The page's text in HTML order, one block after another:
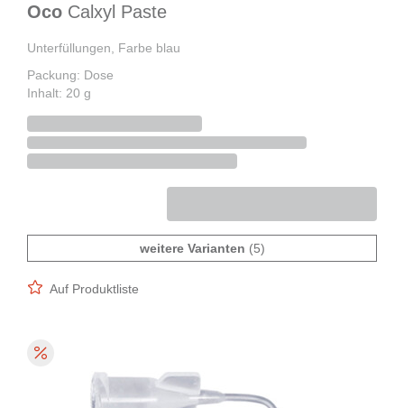
Oco Calxyl Paste
Unterfüllungen, Farbe blau
Packung: Dose
Inhalt: 20 g
weitere Varianten (5)
Auf Produktliste